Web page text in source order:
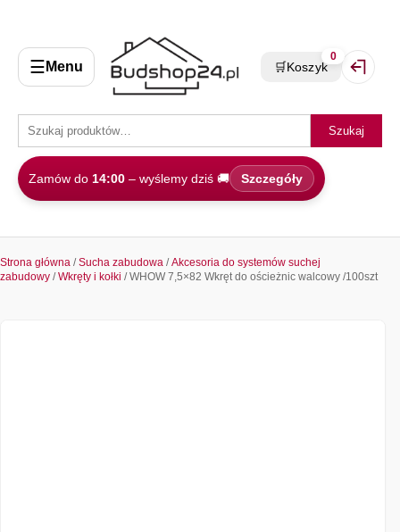
☰ Menu
Szukaj
Zamów do 14:00 – wyślemy dziś 🚚 Szczegóły
🛒Koszyk
0
Strona główna /Sucha zabudowa /Akcesoria do systemów suchej
zabudowy /Wkręty i kołki / WHOW 7,5×82 Wkręt do ościeżnic walcowy /100szt